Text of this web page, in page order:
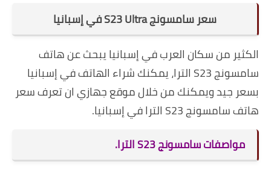
سعر سامسونج S23 Ultra في إسبانيا
الكثير من سكان العرب في إسبانيا يبحث عن هاتف
سامسونج S23 الترا، يمكنك شراء الهاتف في إسبانيا
بسعر جيد ويمكنك من خلال موقع جهازي ان تعرف سعر
هاتف سامسونج S23 الترا في إسبانيا.
مواصفات سامسونج S23 الترا.